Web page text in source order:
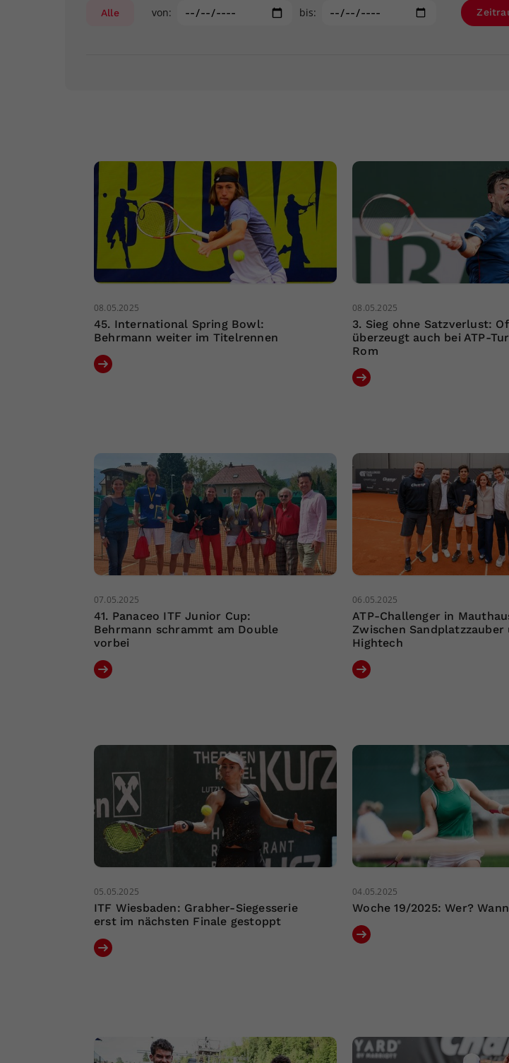
Alle von: bis:
08.05.2025
45. International Spring Bowl:
Behrmann weiter im Titelrennen
08.05.2025
3. Sieg ohne Satzverlust:
überzeugt auch bei ATP-
Rom
07.05.2025
41. Panaceo ITF Junior Cup:
Behrmann schrammt am Double
vorbei
06.05.2025
ATP-Challenger in
Zwischen Sandplatzzauber
Hightech
05.05.2025
ITF Wiesbaden: Grabher-Siegesserie
erst im nächsten Finale gestoppt
04.05.2025
Woche 19/2025: Wer?
Ihrer vorgenommen